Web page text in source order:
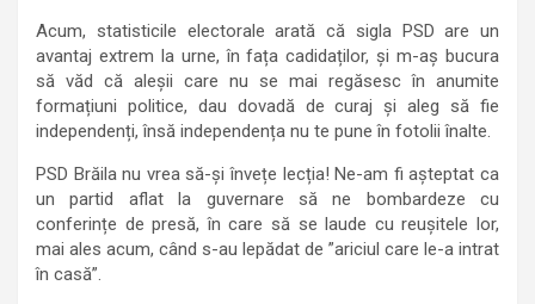
Acum, statisticile electorale arată că sigla PSD are un
avantaj extrem la urne, în fața cadidaților, și m-aș bucura
să văd că aleșii care nu se mai regăsesc în anumite
formațiuni politice, dau dovadă de curaj și aleg să fie
independenți, însă independența nu te pune în fotolii înalte.
PSD Brăila nu vrea să-și învețe lecția! Ne-am fi așteptat ca
un partid aflat la guvernare să ne bombardeze cu
conferințe de presă, în care să se laude cu reușitele lor,
mai ales acum, când s-au lepădat de ”ariciul care le-a intrat
în casă”.